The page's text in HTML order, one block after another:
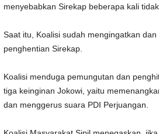
menyebabkan Sirekap beberapa kali
Saat itu, Koalisi sudah mengingatkan
penghentian Sirekap.
Koalisi menduga pemungutan dan
tiga keinginan Jokowi, yaitu
dan menggerus suara PDI Perjuangan.